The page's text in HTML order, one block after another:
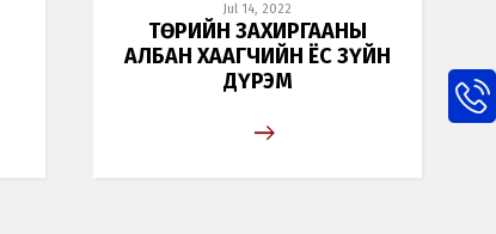
Jul 14, 2022
ТӨРИЙН ЗАХИРГААНЫ
АЛБАН ХААГЧИЙН ЁС ЗҮЙН
ДҮРЭМ